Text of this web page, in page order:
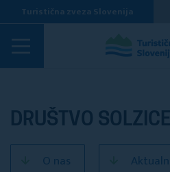
Turistična zveza Slovenija
Turistična društva
DRUŠTVO
O nas